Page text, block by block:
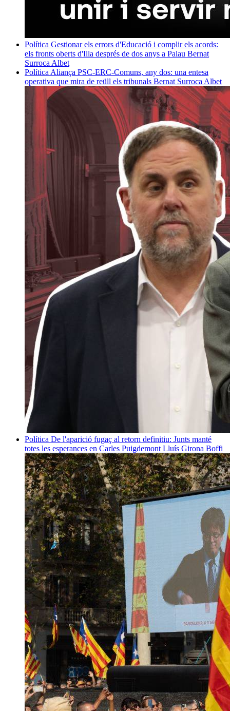
Política Gestionar els errors d'Educació i complir els acords:
els fronts oberts d'Illa després de dos anys a Palau Bernat
Surroca Albet
Política Aliança PSC-ERC-Comuns, any dos: una entesa
operativa que mira de reüll els tribunals Bernat Surroca Albet
Política De l'aparició fugaç al retorn definitiu: Junts manté
totes les esperances en Carles Puigdemont Lluís Girona Boffi